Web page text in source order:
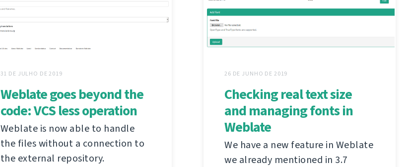
31 DE JULHO DE 2019
Weblate goes beyond the
code: VCS less operation
Weblate is now able to handle
the files without a connection to
the external repository.
26 DE JUNHO DE 2019
Checking real text size
and managing fonts in
Weblate
We have a new feature in Weblate
we already mentioned in 3.7